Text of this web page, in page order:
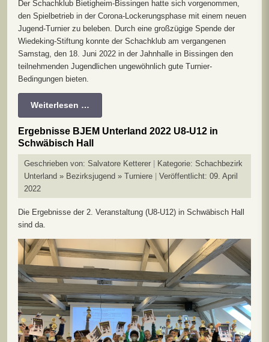
Der Schachklub Bietigheim-Bissingen hatte sich vorgenommen,
den Spielbetrieb in der Corona-Lockerungsphase mit einem neuen
Jugend-Turnier zu beleben. Durch eine großzügige Spende der
Wiedeking-Stiftung konnte der Schachklub am vergangenen
Samstag, den 18. Juni 2022 in der Jahnhalle in Bissingen den
teilnehmenden Jugendlichen ungewöhnlich gute Turnier-
Bedingungen bieten.
Weiterlesen …
Ergebnisse BJEM Unterland 2022 U8-U12 in
Schwäbisch Hall
Geschrieben von: Salvatore Ketterer Kategorie: Schachbezirk
Unterland » Bezirksjugend » Turniere
Veröffentlicht: 09. April
2022
Die Ergebnisse der 2. Veranstaltung (U8-U12) in Schwäbisch Hall
sind da.